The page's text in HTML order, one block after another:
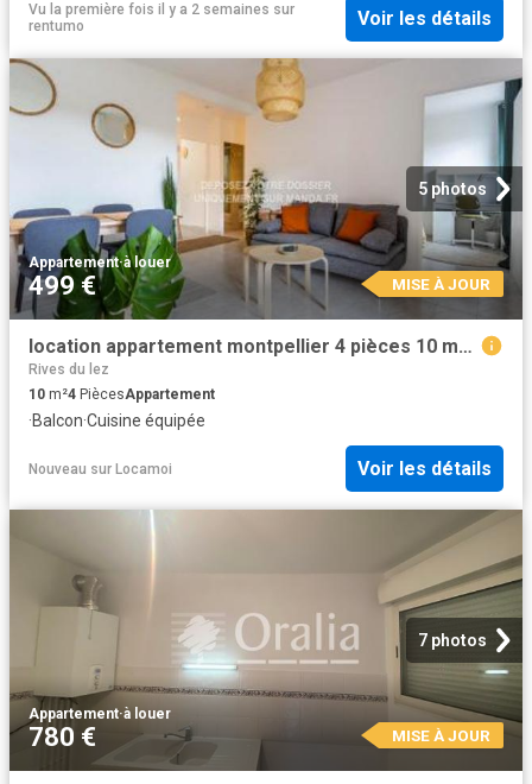
Vu la première fois il y a 2 semaines sur
rentumo
Voir les détails
5 photos
Appartement·à louer
499 € MISE À JOUR
location appartement montpellier 4 pièces 10 m2 herault 34070 499 € / mois
Rives du lez
10 m²4 PiècesAppartement
·Balcon·Cuisine équipée
Nouveau sur Locamoi Voir les détails
7 photos
Appartement·à louer
780 € MISE À JOUR